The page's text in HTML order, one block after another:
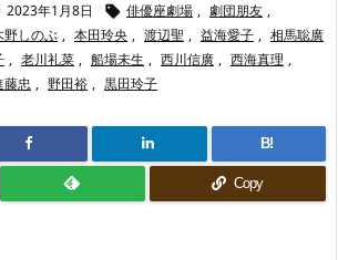
2023年1月8日  俳優座劇場 , 劇団朋友 ,
野しのぶ , 本田玲央 , 渡辺聖 , 益海愛子 , 相馬聡廣
, 老川礼菜 , 船場未生 , 西川信廣 , 西海真理 ,
藤忠 , 野田裕 , 黒田玲子
B!
Copy